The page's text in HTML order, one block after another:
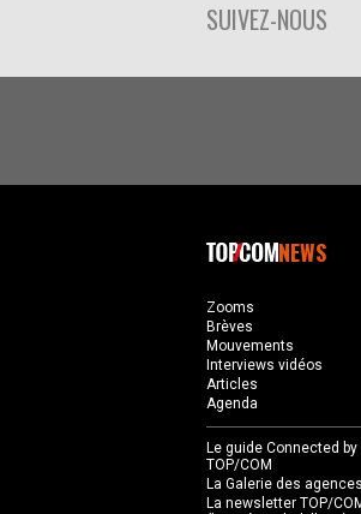
SUIVEZ-NOUS
NEWS
Zooms
Brèves
Mouvements
Interviews vidéos
Articles
Agenda
Le guide Connected by
TOP/COM
La Galerie des agences
La newsletter TOP/